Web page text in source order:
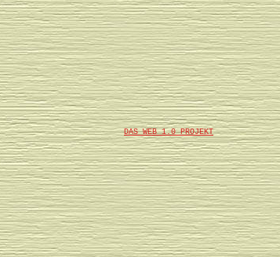
DAS WEB 1.0 PROJEKT